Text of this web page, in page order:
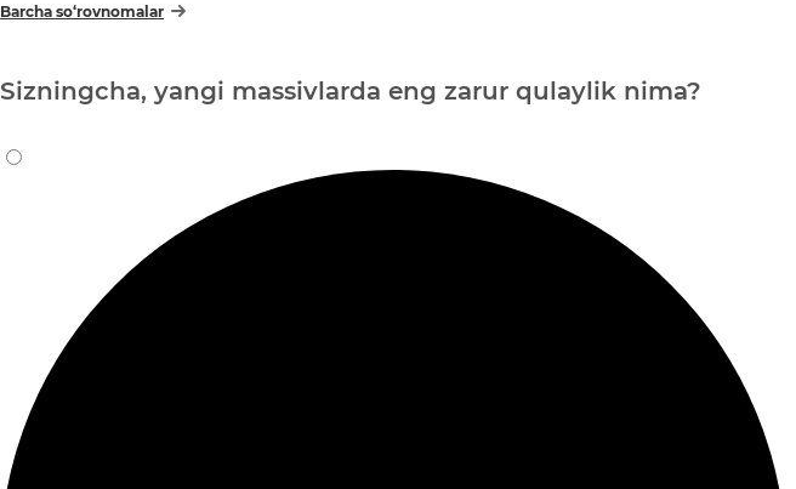
Barcha so‘rovnomalar
Sizningcha, yangi massivlarda eng zarur qulaylik nima?